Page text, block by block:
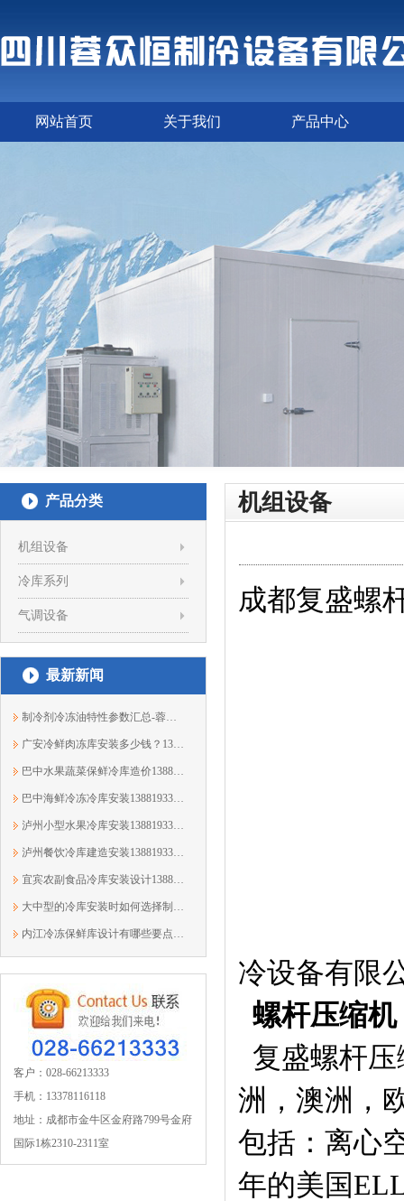
网站首页 关于我们 产品中心
产品分类
机组设备
冷库系列
气调设备
最新新闻
制冷剂冷冻油特性参数汇总-蓉众恒制冷
广安冷鲜肉冻库安装多少钱？13881933303蓉众恒
巴中水果蔬菜保鲜冷库造价13881933303蓉众恒
巴中海鲜冷冻冷库安装13881933303蓉众恒
泸州小型水果冷库安装13881933303蓉众恒
泸州餐饮冷库建造安装13881933303蓉众恒
宜宾农副食品冷库安装设计13881933303蓉众恒
大中型的冷库安装时如何选择制冷机组？1...
内江冷冻保鲜库设计有哪些要点？13881933303
客户：028-66213333
手机：13378116118
地址：成都市金牛区金府路799号金府
国际1栋2310-2311室
机组设备
成都复盛螺
冷设备有限
螺杆压缩机
复盛螺杆
洲，澳洲，
包括：离心
年的美国